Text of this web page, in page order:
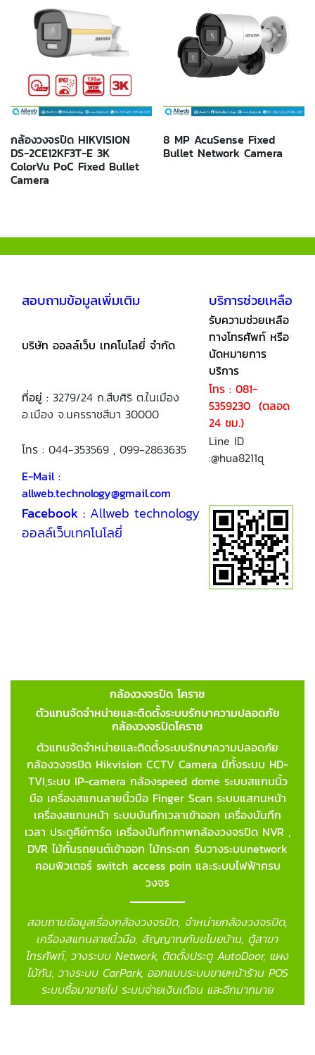
กล้องวงจรปิด HIKVISION
DS-2CE12KF3T-E 3K
ColorVu PoC Fixed Bullet
Camera
8 MP AcuSense Fixed
Bullet Network Camera
สอบถามข้อมูลเพิ่มเติม บริการช่วยเหลือ
บริษัท ออลล์เว็บ เทคโนโลยี่ จำกัด
รับความช่วยเหลือ
ทางโทรศัพท์ หรือ
นัดหมายการ
บริการ
ที่อยู่ : 3279/24 ถ.สืบศิริ ต.ในเมือง
อ.เมือง จ.นครราชสีมา 30000
โทร : 081-
5359230 (ตลอด
24 ชม.)
โทร : 044-353569 , 099-2863635
Line ID
:@hua8211q
E-Mail :
allweb.technology@gmail.com
Facebook : Allweb technology
ออลล์เว็บเทคโนโลยี่
กล้องวงจรปิด โคราช
ตัวแทนจัดจำหน่ายและติดตั้งระบบรักษาความปลอดภัย
กล้องวงจรปิดโคราช
ตัวแทนจัดจำหน่ายและติดตั้งระบบรักษาความปลอดภัย
กล้องวงจรปิด Hikvision CCTV Camera มีทั้งระบบ HD-
TVI,ระบบ IP-camera กล้องspeed dome ระบบสแกนนิ้ว
มือ เครื่องสแกนลายนิ้วมือ Finger Scan ระบบแสกนหน้า
เครื่องสแกนหน้า ระบบบันทึกเวลาเข้าออก เครื่องบันทึก
เวลา ประตูคีย์การ์ด เครื่องบันทึกภาพกล้องวงจรปิด NVR ,
DVR ไม้กั้นรถยนต์เข้าออก ไม้กระดก รับวางระบบnetwork
คอมพิวเตอร์ switch access poin และระบบไฟฟ้าครบ
วงจร
สอบถามข้อมูลเรื่องกล้องวงจรปิด, จำหน่ายกล้องวงจรปิด,
เครื่องสแกนลายนิ้วมือ, สัญญาณกันขโมยบ้าน, ตู้สาขา
โทรศัพท์, วางระบบ Network, ติดตั้งประตู AutoDoor, แผง
ไม้กัน, วางระบบ CarPark, ออกแบบระบบขายหน้าร้าน POS
ระบบซื้อมาขายไป ระบบจ่ายเงินเดือน และอีกมากมาย